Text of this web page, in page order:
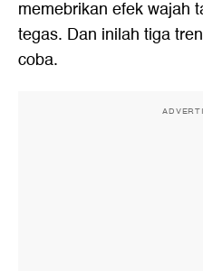
memebrikan efek wajah
tegas. Dan inilah tiga
coba.